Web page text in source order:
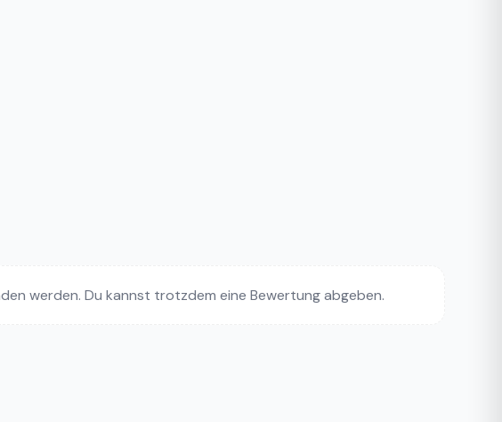
werden. Du kannst trotzdem eine Bewertung abgeben.